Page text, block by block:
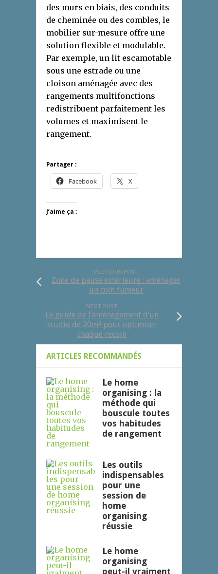
des murs en biais, des conduits
de cheminée ou des combles, le
mobilier sur-mesure offre une
solution flexible et modulable.
Par exemple, un lit escamotable
sous une estrade ou une
cloison aménagée avec des
rangements multifonctions
redistribuent parfaitement les
volumes et maximisent le
rangement.
Partager :
Facebook X
J’aime ça :
PREVIOUS POST
Zone de pause extérieure : aménager
un coin fumeur
NEXT POST
Le guide de l’aménagement d’un
studio de 20m² pour optimiser
chaque recoin
ARTICLES RECOMMANDÉS
Le home
organising : la
méthode qui
bouscule toutes
vos habitudes
de rangement
Les outils
indispensables
pour une
session de
home
organising
réussie
Le home
organising
peut-il vraiment